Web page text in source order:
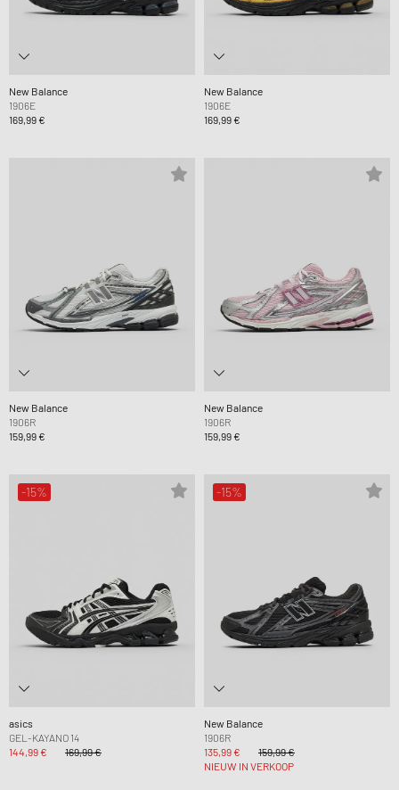
New Balance
1906E
169,99 €
New Balance
1906E
169,99 €
New Balance
1906R
159,99 €
New Balance
1906R
159,99 €
-15%
asics
GEL-KAYANO 14
144,99 €
169,99 €
-15%
New Balance
1906R
135,99 €
159,99 €
NIEUW IN VERKOOP